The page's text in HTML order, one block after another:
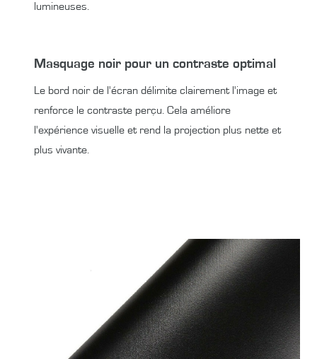
lumineuses.
Masquage noir pour un contraste optimal
Le bord noir de l'écran délimite clairement l'image et
renforce le contraste perçu. Cela améliore
l'expérience visuelle et rend la projection plus nette et
plus vivante.